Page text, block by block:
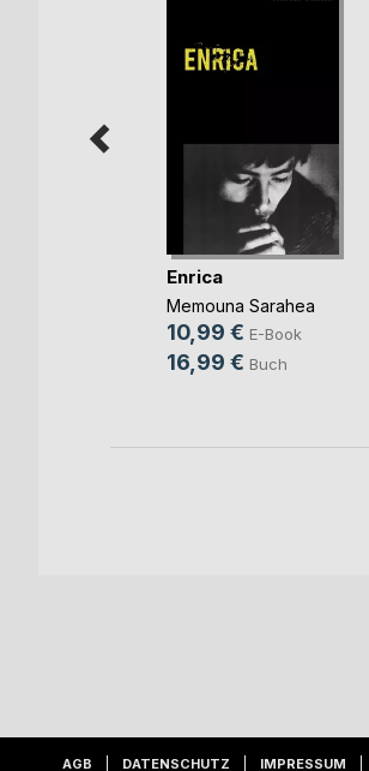
Enrica
Memouna Sarahea
10,99 € E-Book
16,99 € Buch
AGB DATENSCHUTZ IMPRESSUM